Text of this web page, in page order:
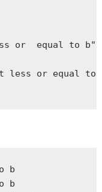
or  equal to
less or equal
b
b